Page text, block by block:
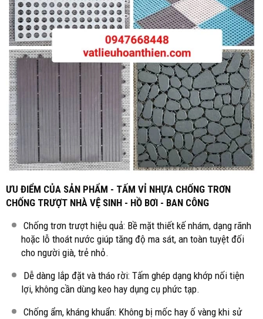
ƯU ĐIỂM CỦA SẢN PHẨM - TẤM VỈ NHỰA CHỐNG TRƠN
CHỐNG TRƯỢT NHÀ VỆ SINH - HỒ BƠI - BAN CÔNG
Chống trơn trượt hiệu quả: Bề mặt thiết kế nhám, dạng rãnh
hoặc lỗ thoát nước giúp tăng độ ma sát, an toàn tuyệt đối
cho người già, trẻ nhỏ.
Dễ dàng lắp đặt và tháo rời: Tấm ghép dạng khớp nối tiện
lợi, không cần dùng keo hay dụng cụ phức tạp.
Chống ẩm, kháng khuẩn: Không bị mốc hay ố vàng khi sử